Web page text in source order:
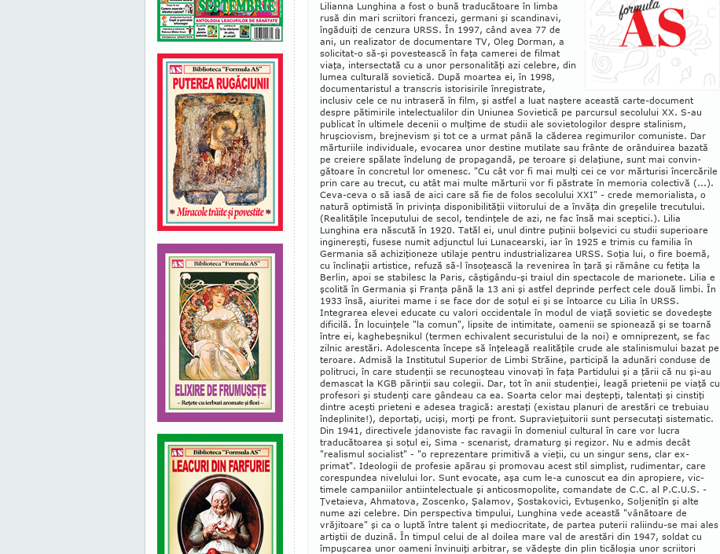
Lilianna Lunghina a fost o bună traducătoare în limba
rusă din mari scriitori francezi, germani şi scandinavi,
îngăduiţi de cenzura URSS. În 1997, când avea 77 de
ani, un realizator de documentare TV, Oleg Dorman, a
solicitat-o să-şi povestească în faţa camerei de filmat
viaţa, intersectată cu a unor personalităţi azi celebre, din
lumea culturală so­vie­tică. După moartea ei, în 1998,
documentaristul a transcris istorisirile înregistrate,
inclusiv cele ce nu intraseră în film, şi astfel a luat naştere această carte-document
despre pătimirile intelectualilor din Uni­unea Sovietică pe parcursul secolului XX. S-au
publicat în ultimele decenii o mulţime de studii ale sovietologilor despre stalinism,
hruşciovism, brej­nevism şi tot ce a urmat până la că­de­rea regimurilor comuniste. Dar
mărturiile in­dividuale, evocarea unor destine mu­tilate sau frânte de orânduirea bazată
pe creiere spălate îndelung de propagandă, pe teroare şi delaţiune, sunt mai con­vin­­
gătoare în concretul lor omenesc. "Cu cât vor fi mai mulţi cei ce vor măr­turisi încercările
prin care au trecut, cu atât mai multe mărturii vor fi păstrate în memoria co­lectivă (...).
Ceva-ceva o să iasă de aici care să fie de folos secolului XXI" - crede memorialista, o
natură optimistă în privinţa disponibilităţii viitorului de a învăţa din greşelile trecutului.
(Realităţile în­cepu­tului de secol, tendinţele de azi, ne fac însă mai sceptici.). Lilia
Lunghina era născută în 1920. Tatăl ei, unul dintre puţinii bolşevici cu studii superioare
inginereşti, fusese numit adjunctul lui Lunacearski, iar în 1925 e trimis cu familia în
Germania să achi­ziţioneze utilaje pentru industrializarea URSS. Soţia lui, o fire boemă,
cu înclinaţii artistice, refuză să-l în­soţească la revenirea în ţară şi rămâne cu fetiţa la
Berlin, apoi se stabilesc la Paris, câştigându-şi traiul din spectacole de marionete. Lilia e
şcolită în Ger­mania şi Franţa până la 13 ani şi astfel deprinde perfect cele două limbi. În
1933 însă, aiuritei mame i se face dor de soţul ei şi se întoarce cu Lilia în URSS.
Integrarea elevei educate cu valori occi­den­tale în modul de viaţă sovietic se dovedeşte
dificilă. În locuinţele "la comun", lipsite de intimitate, oa­me­nii se spionează şi se toarnă
între ei, kaghebeş­ni­kul (termen echivalent securistului de la noi) e omni­prezent, se fac
zilnic arestări. Adolescenta începe să înţeleagă realităţile crude ale stalinismului bazat pe
teroare. Admisă la Institutul Superior de Limbi Străine, participă la adunări conduse de
politruci, în care studenţii se recunoşteau vinovaţi în faţa Par­ti­dului şi a ţării că nu şi-au
demascat la KGB pă­rinţii sau colegii. Dar, tot în anii studenţiei, leagă pri­etenii pe viaţă cu
profesori şi studenţi care gân­deau ca ea. Soarta celor mai deştepţi, talentaţi şi cins­tiţi
dintre aceşti prieteni e adesea tragică: arestaţi (existau planuri de arestări ce trebuiau
îndeplinite!), de­por­taţi, ucişi, morţi pe front. Supravieţuitorii sunt per­secutaţi sistematic.
Din 1941, directivele jda­no­viste fac ravagii în domeniul cultural în care vor lu­cra
traducătoarea şi soţul ei, Sima - scenarist, dra­ma­turg şi regizor. Nu e admis decât
"realismul so­cialist" - "o reprezentare primitivă a vieţii, cu un singur sens, clar ex­
primat". Ideologii de profesie apă­rau şi promovau acest stil simplist, rudimentar, care
corespundea ni­ve­lului lor. Sunt evocate, aşa cum le-a cunoscut ea din apro­piere, vic­
timele campaniilor antiintelectuale şi anticosmopolite, comandate de C.C. al P.C.U.S. -
Ţvetaieva, Ah­ma­tova, Zoscenko, Şalamov, Şos­takovici, Evtuşenko, Soljeniţîn şi alte
nume azi celebre. Din perspectiva timpului, Lun­ghina vede această "vânătoare de
vrăjitoare" şi ca o luptă între talent şi mediocritate, de partea pu­te­rii raliindu-se mai ales
artiştii de duzină. În timpul ce­lui de al doilea mare val de arestări din 1947, sol­dat cu
împuşcarea unor oameni învinuiţi arbitrar, se vă­deşte din plin ticăloşia unor scriitori